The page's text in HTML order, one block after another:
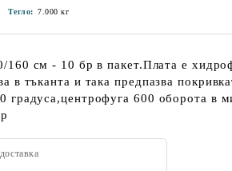
Тегло: 7.000 кг
160 см - 10 бр в пакет.Плата е
в тъканта и така предпазва
градуса,центрофуга 600 оборота в